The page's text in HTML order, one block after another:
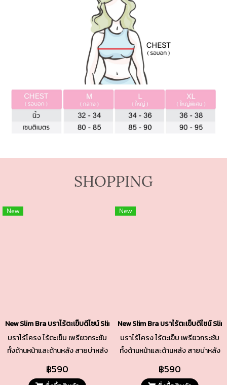
SHOPPING
New
New Slim Bra บราไร้ตะเข็บดีไซน์ Slim รหัส TBRA7N สีชมพูนม
บราไร้โครง ไร้ตะเข็บ เพรียวกระชับ
ทั้งด้านหน้าและด้านหลัง สายบ่าหลัง
เล็กปรับระดับได้ ใส่ง่ายถอดง่าย
ด้วยตะขอหลัง พร้อมปรับได้ 3 ระดับ
฿590
New
New Slim Bra บราไร้ตะเข็บดีไซน์
บราไร้โครง ไร้ตะเข็บ เพรียวกระชับ
ทั้งด้านหน้าและด้านหลัง สายบ่าหลัง
เล็กปรับระดับได้ ใส่ง่ายถอดง่าย
ด้วยตะขอหลัง พร้อมปรับได้ 3 ระดับ
฿590